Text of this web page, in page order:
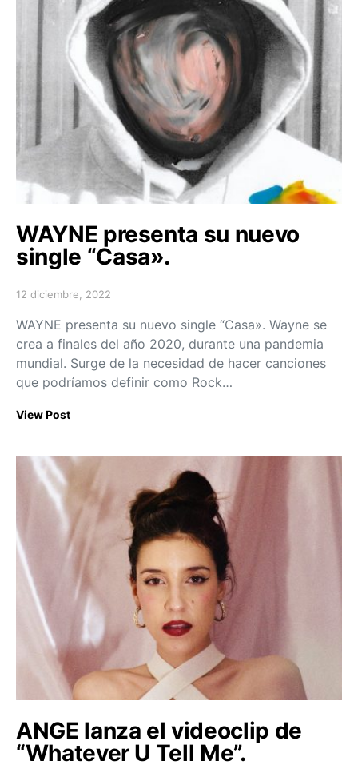
WAYNE presenta su nuevo
single “Casa».
Posted on
12 diciembre, 2022
WAYNE presenta su nuevo single “Casa». Wayne se
crea a finales del año 2020, durante una pandemia
mundial. Surge de la necesidad de hacer canciones
que podríamos definir como Rock…
View Post
ANGE lanza el videoclip de
“Whatever U Tell Me”.